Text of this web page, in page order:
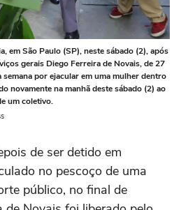
em São Paulo (SP), neste sábado (2), após
gerais Diego Ferreira de Novais, de 27
por ejacular em uma mulher dentro
novamente na manhã deste sábado (2) ao
um coletivo.
de ser detido em
no pescoço de uma
público, no final de